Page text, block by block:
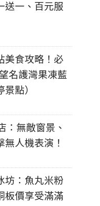
送一、百元服
美食攻略！必
名護灣果凍藍
點）
：無敵窗景、
人機表演！
坊：魚丸米粉
板價享受滿滿